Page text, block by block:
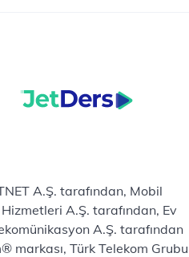
A.Ş. tarafından, Mobil
A.Ş. tarafından, Ev
A.Ş. tarafından
markası, Türk Telekom Grubu